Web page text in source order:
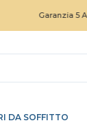
Garanzia 5 Anni
DA SOFFITTO